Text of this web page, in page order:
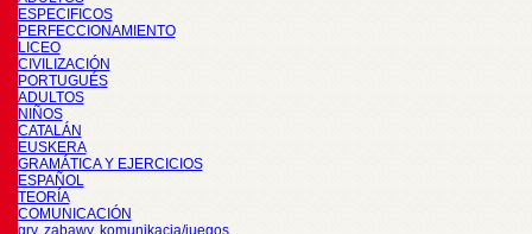
ESPECIFICOS
PERFECCIONAMIENTO
LICEO
CIVILIZACIÓN
PORTUGUÉS
ADULTOS
NIÑOS
CATALÁN
EUSKERA
GRAMÁTICA Y EJERCICIOS
ESPAÑOL
TEORÍA
COMUNICACIÓN
gry, zabawy, komunikacja/juegos